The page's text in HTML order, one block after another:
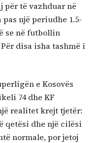
për të vazhduar në
një periudhe 1.5-
se në futbollin
disa isha tashmë i
e Kosovës
74 dhe KF
realitet krejt tjetër:
qetësi dhe një cilësi
normale, por jetoj